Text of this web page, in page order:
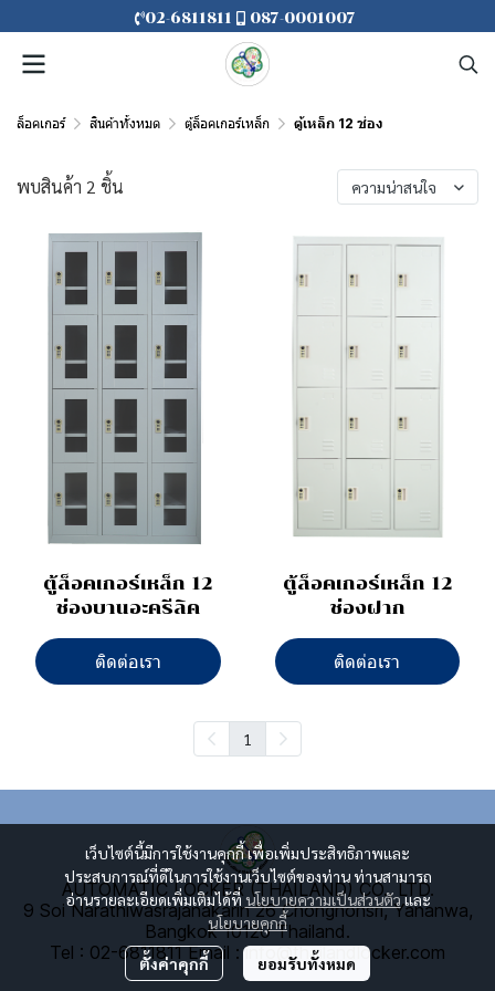
02-6811811 087-0001007
ล็อคเกอร์ สินค้าทั้งหมด ตู้ล็อคเกอร์เหล็ก ตู้เหล็ก 12 ช่อง
พบสินค้า 2 ชิ้น ความน่าสนใจ
ตู้ล็อคเกอร์เหล็ก 12
ช่องบานอะครีลิค
ติดต่อเรา
ตู้ล็อคเกอร์เหล็ก 12
ช่องฝาก
ติดต่อเรา
1
เว็บไซต์นี้มีการใช้งานคุกกี้ เพื่อเพิ่มประสิทธิภาพและ
ประสบการณ์ที่ดีในการใช้งานเว็บไซต์ของท่าน ท่านสามารถ
อ่านรายละเอียดเพิ่มเติมได้ที่นโยบายความเป็นส่วนตัวและ
นโยบายคุกกี้
ตั้งค่าคุกกี้ ยอมรับทั้งหมด
AUTOMATIC LOCKER (THAILAND) CO., LTD.
9 Soi Narathiwasrajanakarin 26 Chongnonsri, Yananwa,
Bangkok 10120 Thailand.
Tel : 02-6811811Email : info@thailandlocker.com